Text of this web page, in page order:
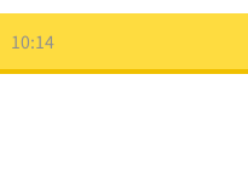
10:14